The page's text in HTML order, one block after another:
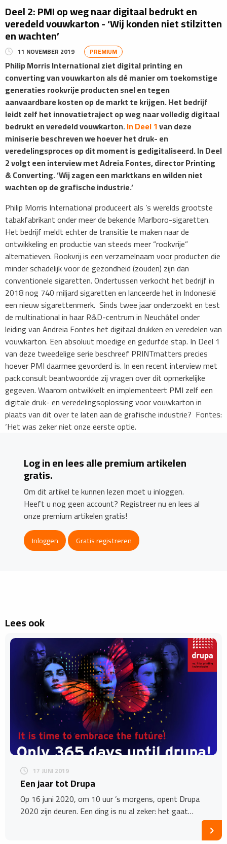
Deel 2: PMI op weg naar digitaal bedrukt en
veredeld vouwkarton - ‘Wij konden niet stilzitten
en wachten’
11 NOVEMBER 2019 PREMIUM
Philip Morris International ziet digital printing en
converting van vouwkarton als dé manier om toekomstige
generaties rookvrije producten snel en tegen
aanvaardbare kosten op de markt te krijgen. Het bedrijf
leidt zelf het innovatietraject op weg naar volledig digitaal
bedrukt en veredeld vouwkarton.In Deel 1van deze
miniserie beschreven we hoever het druk- en
veredelingsproces op dit moment is gedigitaliseerd. In Deel
2 volgt een interview met Adreia Fontes, director Printing
& Converting. ‘Wij zagen een marktkans en wilden niet
wachten op de grafische industrie.’
Philip Morris International produceert als ’s werelds grootste
tabakfabrikant onder meer de bekende Marlboro-sigaretten.
Het bedrijf meldt echter de transitie te maken naar de
ontwikkeling en productie van steeds meer “rookvrije”
alternatieven. Rookvrij is een verzamelnaam voor producten die
minder schadelijk voor de gezondheid (zouden) zijn dan
conventionele sigaretten. Ondertussen verkocht het bedrijf in
2018 nog 740 miljard sigaretten en lanceerde het in Indonesië
een nieuw sigarettenmerk. Sinds twee jaar onderzoekt en test
de multinational in haar R&D-centrum in Neuchâtel onder
leiding van Andreia Fontes het digitaal drukken en veredelen van
vouwkarton. Een absoluut moedige en gedurfde stap. In Deel 1
van deze tweedelige serie beschreef PRINTmatters precies
hoever PMI daarmee gevorderd is. In een recent interview met
pack.consult beantwoordde zij vragen over dit opmerkelijke
gegeven. Waarom ontwikkelt en implementeert PMI zelf een
digitale druk- en veredelingsoplossing voor vouwkarton in
plaats van dit over te laten aan de grafische industrie? Fontes:
‘Het was zeker niet onze eerste optie.
Log in en lees alle premium artikelen
gratis.
Om dit artikel te kunnen lezen moet u inloggen.
Heeft u nog geen account? Registreer nu en lees al
onze premium artikelen gratis!
Inloggen Gratis registreren
Lees ook
17 JUNI 2019
Een jaar tot Drupa
Op 16 juni 2020, om 10 uur ’s morgens, opent Drupa
2020 zijn deuren. Een ding is nu al zeker: het gaat…